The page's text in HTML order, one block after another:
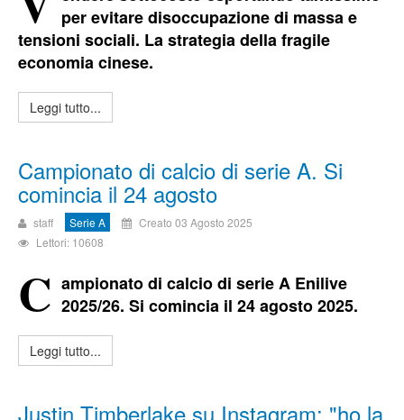
per evitare disoccupazione di massa e
tensioni sociali. La strategia della fragile
economia cinese.
Leggi tutto...
Campionato di calcio di serie A. Si
comincia il 24 agosto
staff Serie A
Creato 03 Agosto 2025
Lettori: 10608
C ampionato di calcio di serie A Enilive
2025/26. Si comincia il 24 agosto 2025.
Leggi tutto...
Justin Timberlake su Instagram: "ho la